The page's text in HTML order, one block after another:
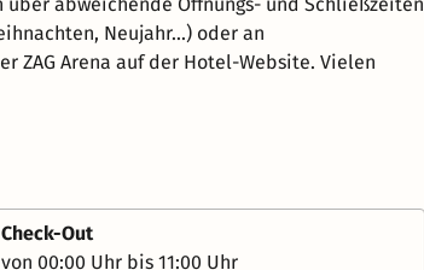
Neujahr...) oder an
ZAG Arena auf der Hotel-Website. Vielen
Check-Out
von 00:00 Uhr bis 11:00 Uhr